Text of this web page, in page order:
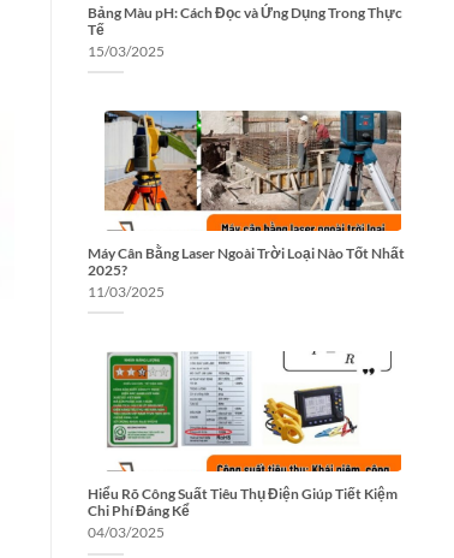
Bảng Màu pH: Cách Đọc và Ứng Dụng Trong Thực
Tế
15/03/2025
Máy Cân Bằng Laser Ngoài Trời Loại Nào Tốt Nhất
2025?
11/03/2025
Hiểu Rõ Công Suất Tiêu Thụ Điện Giúp Tiết Kiệm
Chi Phí Đáng Kể
04/03/2025